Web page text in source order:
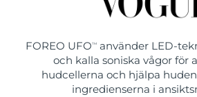
FOREO UFO TM
använder LED-
och kalla soniska vågor för
hudcellerna och hjälpa
ingredienserna i